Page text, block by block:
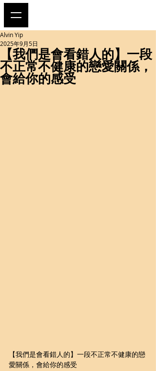
【我們是會看錯人的】一段
不正常不健康的戀愛關係，
會給你的感受
Alvin Yip
2025年9月5日
【我們是會看錯人的】一段不正常不健康的戀
愛關係，會給你的感受